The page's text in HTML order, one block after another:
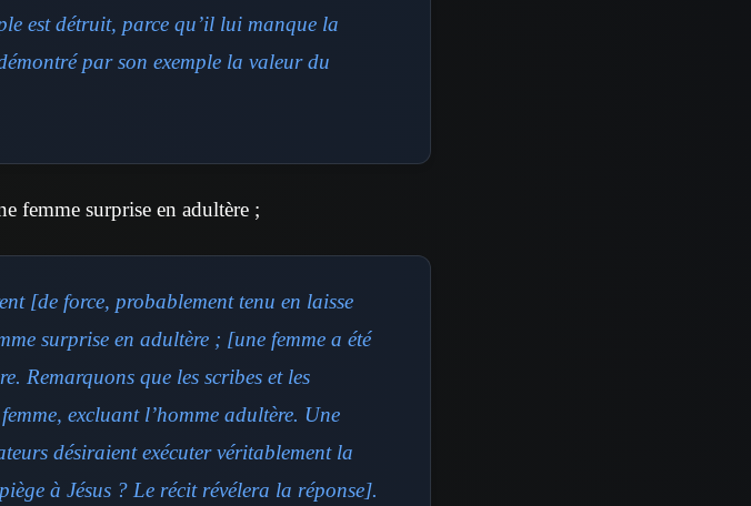
est détruit, parce qu’il lui manque la
par son exemple la valeur du
femme surprise en adultère ;
[de force, probablement tenu en laisse
surprise en adultère ; [une femme a été
Remarquons que les scribes et les
excluant l’homme adultère. Une
désiraient exécuter véritablement la
à Jésus ? Le récit révélera la réponse].